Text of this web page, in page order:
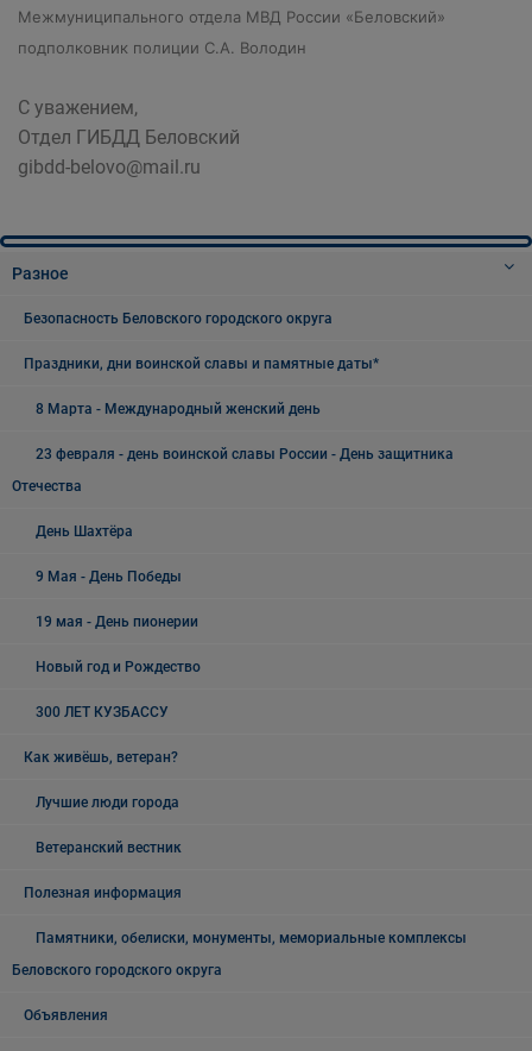
Межмуниципального отдела МВД России «Беловский»
подполковник полиции С.А. Володин
С уважением,
Отдел ГИБДД Беловский
gibdd-belovo@mail.ru
Разное
Безопасность Беловского городского округа
Праздники, дни воинской славы и памятные даты*
8 Марта - Международный женский день
23 февраля - день воинской славы России - День защитника
Отечества
День Шахтёра
9 Мая - День Победы
19 мая - День пионерии
Новый год и Рождество
300 ЛЕТ КУЗБАССУ
Как живёшь, ветеран?
Лучшие люди города
Ветеранский вестник
Полезная информация
Памятники, обелиски, монументы, мемориальные комплексы
Беловского городского округа
Объявления